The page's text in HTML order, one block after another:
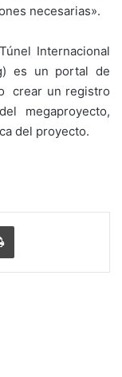
necesarias».
Internacional
es un portal de
crear un registro
megaproyecto,
del proyecto.